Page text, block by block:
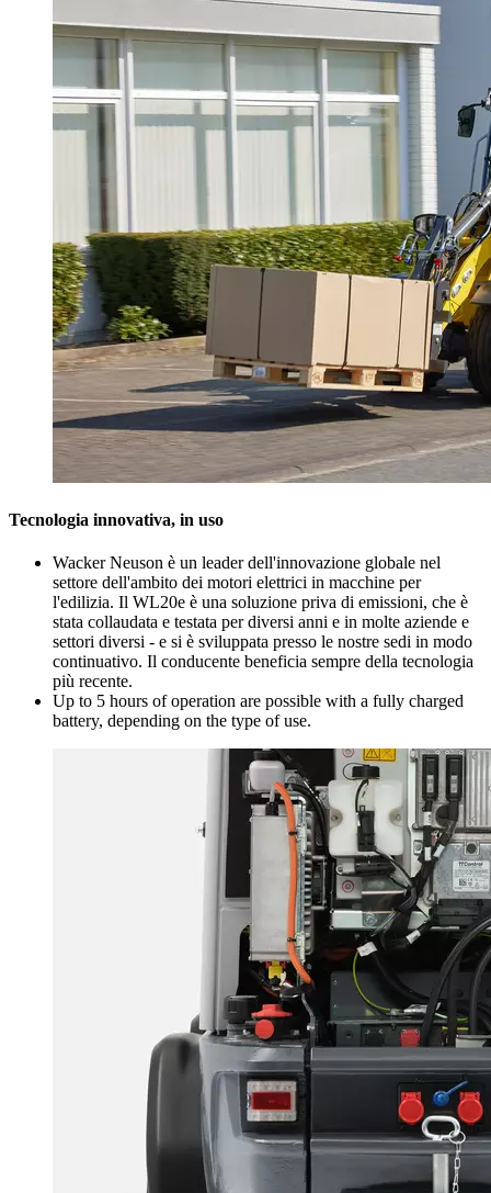
Tecnologia innovativa, in uso
Wacker Neuson è un leader dell'innovazione globale nel
settore dell'ambito dei motori elettrici in macchine per
l'edilizia. Il WL20e è una soluzione priva di emissioni, che è
stata collaudata e testata per diversi anni e in molte aziende e
settori diversi - e si è sviluppata presso le nostre sedi in modo
continuativo. Il conducente beneficia sempre della tecnologia
più recente.
Up to 5 hours of operation are possible with a fully charged
battery, depending on the type of use.